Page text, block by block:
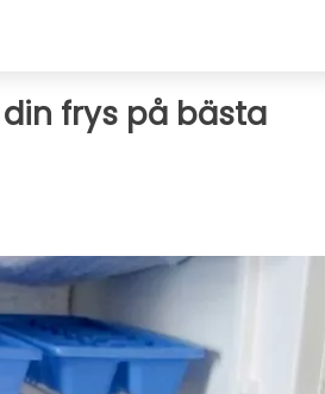
frys på bästa